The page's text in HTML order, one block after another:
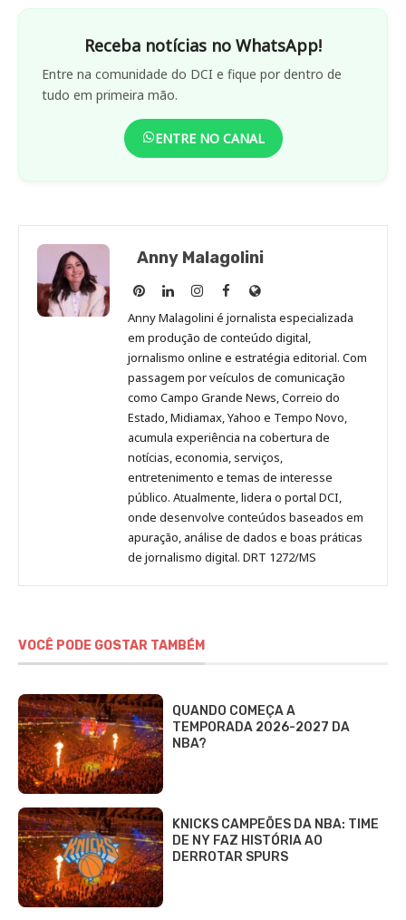
Receba notícias no WhatsApp!
Entre na comunidade do DCI e fique por dentro de
tudo em primeira mão.
ENTRE NO CANAL
Anny Malagolini
Anny
Malagolini
no
Pinterest
Anny
Malagolini
no
LinkedIn
Anny
Malagolini
no
Instagram
Anny
Malagolini
no
Facebook
Site
de
Anny
Malagolini
Anny Malagolini é jornalista especializada
em produção de conteúdo digital,
jornalismo online e estratégia editorial. Com
passagem por veículos de comunicação
como Campo Grande News, Correio do
Estado, Midiamax, Yahoo e Tempo Novo,
acumula experiência na cobertura de
notícias, economia, serviços,
entretenimento e temas de interesse
público. Atualmente, lidera o portal DCI,
onde desenvolve conteúdos baseados em
apuração, análise de dados e boas práticas
de jornalismo digital. DRT 1272/MS
VOCÊ PODE GOSTAR TAMBÉM
QUANDO COMEÇA A
TEMPORADA 2026-2027 DA
NBA?
KNICKS CAMPEÕES DA NBA: TIME
DE NY FAZ HISTÓRIA AO
DERROTAR SPURS